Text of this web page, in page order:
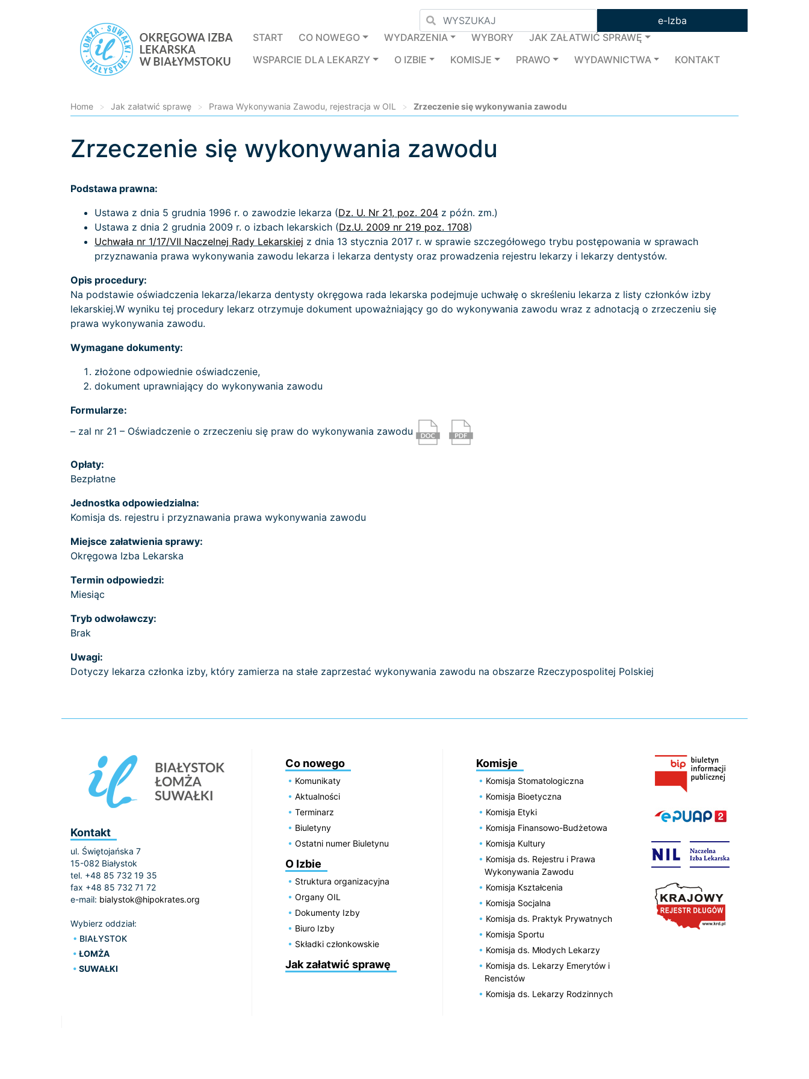
e-Izba
START
CO NOWEGO WYDARZENIA WYBORY
JAK ZAŁATWIĆ SPRAWĘ
WSPARCIE DLA LEKARZY
O IZBIE KOMISJE PRAWO WYDAWNICTWA KONTAKT
Home > Jak załatwić sprawę > Prawa Wykonywania Zawodu, rejestracja w OIL > Zrzeczenie się wykonywania zawodu
Zrzeczenie się wykonywania zawodu
Podstawa prawna:
Ustawa z dnia 5 grudnia 1996 r. o zawodzie lekarza (Dz. U. Nr 21, poz. 204 z późn. zm.)
Ustawa z dnia 2 grudnia 2009 r. o izbach lekarskich (Dz.U. 2009 nr 219 poz. 1708)
Uchwała nr 1/17/VII Naczelnej Rady Lekarskiej z dnia 13 stycznia 2017 r. w sprawie szczegółowego trybu postępowania w sprawach
przyznawania prawa wykonywania zawodu lekarza i lekarza dentysty oraz prowadzenia rejestru lekarzy i lekarzy dentystów.
Opis procedury:
Na podstawie oświadczenia lekarza/lekarza dentysty okręgowa rada lekarska podejmuje uchwałę o skreśleniu lekarza z listy członków izby
lekarskiej.W wyniku tej procedury lekarz otrzymuje dokument upoważniający go do wykonywania zawodu wraz z adnotacją o zrzeczeniu się
prawa wykonywania zawodu.
Wymagane dokumenty:
złożone odpowiednie oświadczenie,
dokument uprawniający do wykonywania zawodu
Formularze:
– zal nr 21 – Oświadczenie o zrzeczeniu się praw do wykonywania zawodu
Opłaty:
Bezpłatne
Jednostka odpowiedzialna:
Komisja ds. rejestru i przyznawania prawa wykonywania zawodu
Miejsce załatwienia sprawy:
Okręgowa Izba Lekarska
Termin odpowiedzi:
Miesiąc
Tryb odwoławczy:
Brak
Uwagi:
Dotyczy lekarza członka izby, który zamierza na stałe zaprzestać wykonywania zawodu na obszarze Rzeczypospolitej Polskiej
Kontakt
ul. Świętojańska 7
15-082 Białystok
tel. +48 85 732 19 35
fax +48 85 732 71 72
e-mail: bialystok@hipokrates.org
Wybierz oddział:
BIAŁYSTOK
ŁOMŻA
SUWAŁKI
Co nowego
Komunikaty
Aktualności
Terminarz
Biuletyny
Ostatni numer Biuletynu
O Izbie
Struktura organizacyjna
Organy OIL
Dokumenty Izby
Biuro Izby
Składki członkowskie
Jak załatwić sprawę
Komisje
Komisja Stomatologiczna
Komisja Bioetyczna
Komisja Etyki
Komisja Finansowo-Budżetowa
Komisja Kultury
Komisja ds. Rejestru i Prawa
Wykonywania Zawodu
Komisja Kształcenia
Komisja Socjalna
Komisja ds. Praktyk Prywatnych
Komisja Sportu
Komisja ds. Młodych Lekarzy
Komisja ds. Lekarzy Emerytów i
Rencistów
Komisja ds. Lekarzy Rodzinnych